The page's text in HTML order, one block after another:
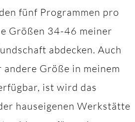
fünf Programmen pro
Größen 34-46 meiner
abdecken. Auch
Größe in meinem
ist wird das
hauseigenen Werkstätte